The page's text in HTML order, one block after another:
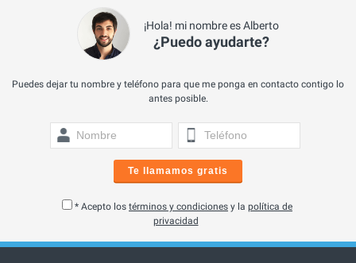
¡Hola! mi nombre es Alberto
¿Puedo ayudarte?
Puedes dejar tu nombre y teléfono para que me ponga en contacto contigo lo
antes posible.
Te llamamos gratis
* Acepto los términos y condiciones y la política de
privacidad